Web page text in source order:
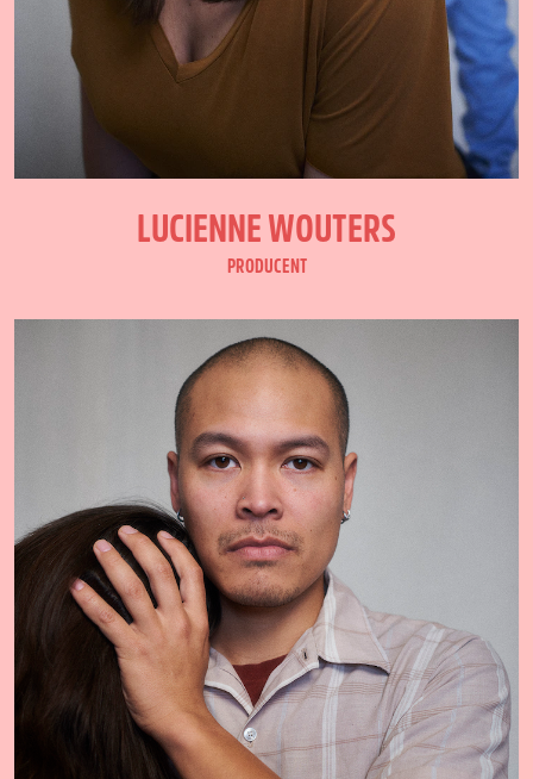
LUCIENNE WOUTERS
PRODUCENT